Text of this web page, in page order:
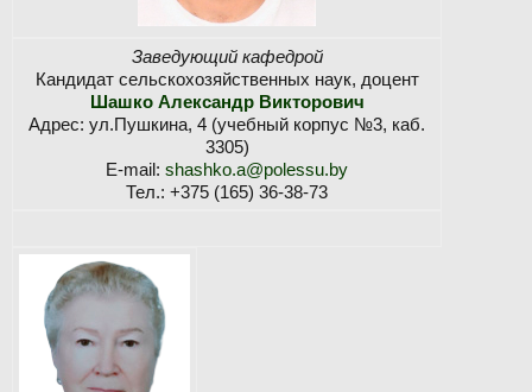
Заведующий кафедрой
Кандидат сельскохозяйственных наук, доцент
Шашко Александр Викторович
Адрес: ул.Пушкина, 4 (учебный корпус №3, каб.
3305)
E-mail: shashko.a@polessu.by
Тел.: +375 (165) 36-38-73